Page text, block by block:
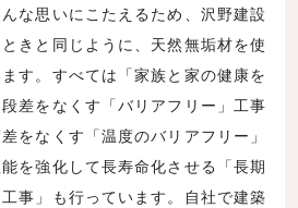
な思いにこたえるため、沢野建設
きと同じように、天然無垢材を使
す。すべては「家族と家の健康を
差をなくす「バリアフリー」工事
をなくす「温度のバリアフリー」
能を強化して長寿命化させる「長期
事」も行っています。自社で建築